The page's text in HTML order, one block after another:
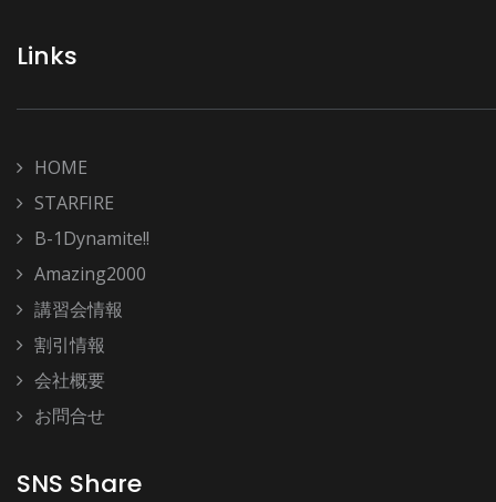
Links
HOME
STARFIRE
B-1Dynamite!!
Amazing2000
講習会情報
割引情報
会社概要
お問合せ
SNS Share